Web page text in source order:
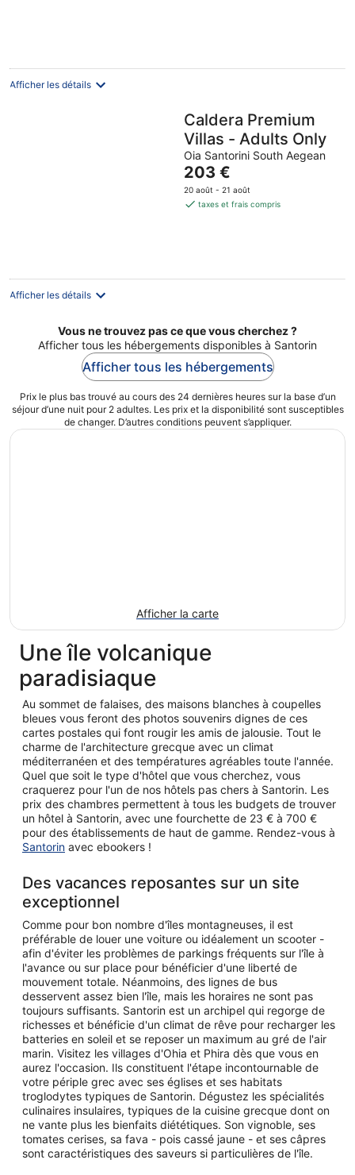
Afficher les détails
Caldera Premium
Villas - Adults Only
Oia Santorini South Aegean
Le
prix
est
203 €
20 août - 21 août
taxes et frais compris
Afficher les détails
Vous ne trouvez pas ce que vous cherchez ?
Afficher tous les hébergements disponibles à Santorin
Afficher tous les hébergements
Prix le plus bas trouvé au cours des 24 dernières heures sur la base d’un
séjour d’une nuit pour 2 adultes. Les prix et la disponibilité sont susceptibles
de changer. D’autres conditions peuvent s’appliquer.
Afficher la carte
Une île volcanique
paradisiaque
Au sommet de falaises, des maisons blanches à coupelles
bleues vous feront des photos souvenirs dignes de ces
cartes postales qui font rougir les amis de jalousie. Tout le
charme de l'architecture grecque avec un climat
méditerranéen et des températures agréables toute l'année.
Quel que soit le type d'hôtel que vous cherchez, vous
craquerez pour l'un de nos hôtels pas chers à Santorin. Les
prix des chambres permettent à tous les budgets de trouver
un hôtel à Santorin, avec une fourchette de 23 € à 700 €
pour des établissements de haut de gamme. Rendez-vous à
Santorin avec ebookers !
Des vacances reposantes sur un site
exceptionnel
Comme pour bon nombre d'îles montagneuses, il est
préférable de louer une voiture ou idéalement un scooter -
afin d'éviter les problèmes de parkings fréquents sur l'île à
l'avance ou sur place pour bénéficier d'une liberté de
mouvement totale. Néanmoins, des lignes de bus
desservent assez bien l'île, mais les horaires ne sont pas
toujours suffisants. Santorin est un archipel qui regorge de
richesses et bénéficie d'un climat de rêve pour recharger les
batteries en soleil et se reposer un maximum au gré de l'air
marin. Visitez les villages d'Ohia et Phira dès que vous en
aurez l'occasion. Ils constituent l'étape incontournable de
votre périple grec avec ses églises et ses habitats
troglodytes typiques de Santorin. Dégustez les spécialités
culinaires insulaires, typiques de la cuisine grecque dont on
ne vante plus les bienfaits diététiques. Son vignoble, ses
tomates cerises, sa fava - pois cassé jaune - et ses câpres
sont caractéristiques des saveurs si particulières de l'île.